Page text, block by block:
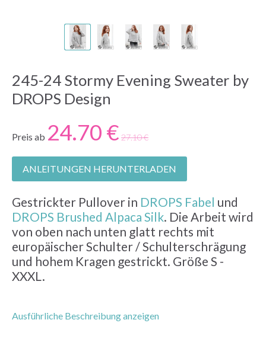
245-24 Stormy Evening Sweater by
DROPS Design
Preis ab 24.70 € 27.10 €
ANLEITUNGEN HERUNTERLADEN
Gestrickter Pullover in DROPS Fabel und
DROPS Brushed Alpaca Silk. Die Arbeit wird
von oben nach unten glatt rechts mit
europäischer Schulter / Schulterschrägung
und hohem Kragen gestrickt. Größe S -
XXXL.
Ausführliche Beschreibung anzeigen